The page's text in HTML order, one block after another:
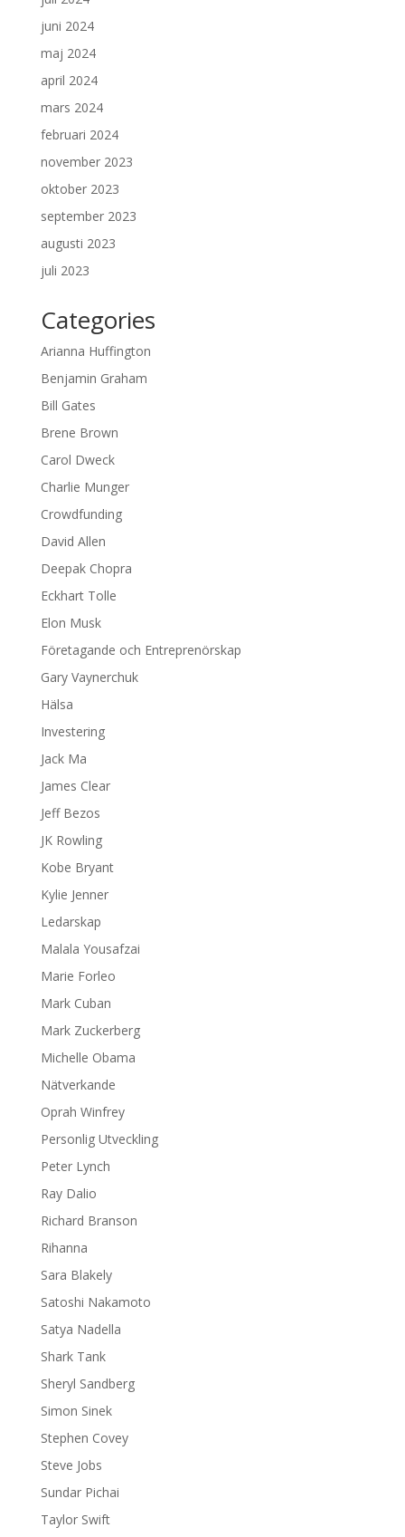
juni 2024
maj 2024
april 2024
mars 2024
februari 2024
november 2023
oktober 2023
september 2023
augusti 2023
juli 2023
Categories
Arianna Huffington
Benjamin Graham
Bill Gates
Brene Brown
Carol Dweck
Charlie Munger
Crowdfunding
David Allen
Deepak Chopra
Eckhart Tolle
Elon Musk
Företagande och Entreprenörskap
Gary Vaynerchuk
Hälsa
Investering
Jack Ma
James Clear
Jeff Bezos
JK Rowling
Kobe Bryant
Kylie Jenner
Ledarskap
Malala Yousafzai
Marie Forleo
Mark Cuban
Mark Zuckerberg
Michelle Obama
Nätverkande
Oprah Winfrey
Personlig Utveckling
Peter Lynch
Ray Dalio
Richard Branson
Rihanna
Sara Blakely
Satoshi Nakamoto
Satya Nadella
Shark Tank
Sheryl Sandberg
Simon Sinek
Stephen Covey
Steve Jobs
Sundar Pichai
Taylor Swift